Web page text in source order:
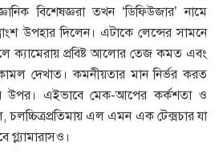
বিশেষজ্ঞরা তখন ‘ডিফিউজার’ নামে
উপহার দিলেন। এটাকে লেন্সের সামনে
ক্যামেরায় প্রবিষ্ট আলাের তেজ কমত এবং
দেখাত। কমনীয়তার মান নির্ভর করত
উপর। এইভাবে মেক-আপের কর্কশতা ও
চলচ্চিত্রপ্রতিমায় এল এমন এক টেক্সচার যা
গ্ল্যামারাসও।